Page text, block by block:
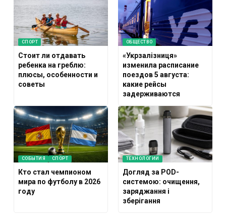
СПОРТ
Стоит ли отдавать
ребенка на греблю:
плюсы, особенности и
советы
ОБЩЕСТВО
«Укрзалізниця»
изменила расписание
поездов 5 августа:
какие рейсы
задерживаются
СОБЫТИЯ СПОРТ
Кто стал чемпионом
мира по футболу в 2026
году
ТЕХНОЛОГИИ
Догляд за POD-
системою: очищення,
заряджання і
зберігання